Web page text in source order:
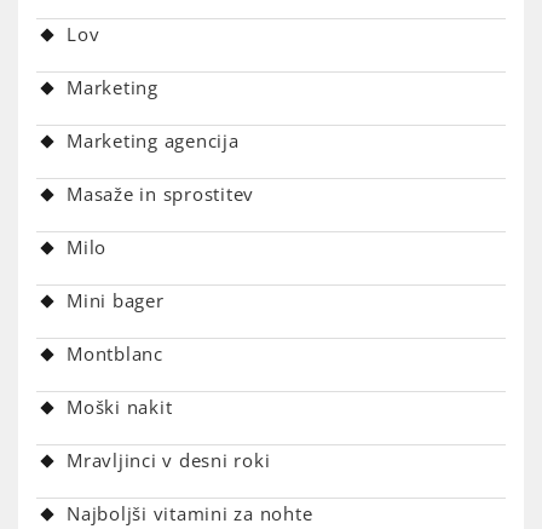
Lov
Marketing
Marketing agencija
Masaže in sprostitev
Milo
Mini bager
Montblanc
Moški nakit
Mravljinci v desni roki
Najboljši vitamini za nohte